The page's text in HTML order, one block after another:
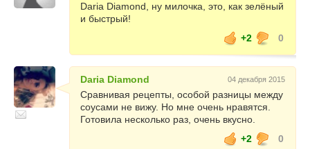
Daria Diamond, ну милочка, это, как зелёный
и быстрый!
+2
0
Daria Diamond 04 декабря 2015
Сравнивая рецепты, особой разницы между
соусами не вижу. Но мне очень нравятся.
Готовила несколько раз, очень вкусно.
+2
0